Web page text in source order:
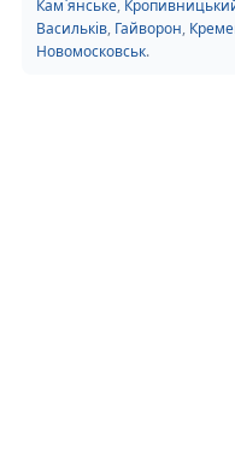
Кам`янське,
Васильків, Гайворон,
Новомосковськ.